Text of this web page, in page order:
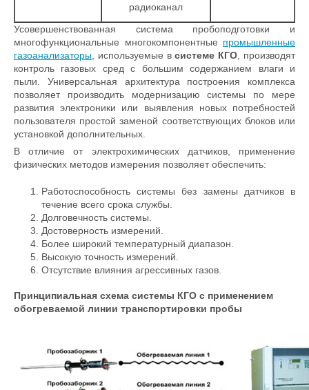
радиоканал
Усовершенствованная система пробоподготовки и
многофункциональные многокомпонентные промышленные
газоанализаторы , используемые всистеме КГО , производят
контроль газовых сред с большим содержанием влаги и
пыли. Универсальная архитектура построения комплекса
позволяет производить модернизацию системы по мере
развития электроники или выявления новых потребностей
пользователя простой заменой соответствующих блоков или
установкой дополнительных.
В отличие от электрохимических датчиков, применение
физических методов измерения позволяет обеспечить:
Работоспособность системы без замены датчиков в
течение всего срока службы.
Долговечность системы.
Достоверность измерений.
Более широкий температурный диапазон.
Высокую точность измерений.
Отсутствие влияния агрессивных газов.
Принципиальная схема системы КГО с применением
обогреваемой линии транспортировки пробы